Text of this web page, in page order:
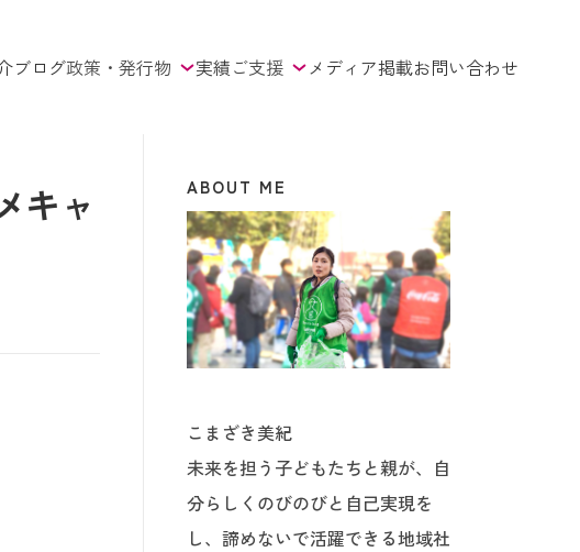
ブログ政策・発行物 実績ご支援 メディア掲載お問い合わせ
キャ
ABOUT ME
こまざき美紀
未来を担う子どもたちと親が、自
分らしくのびのびと自己実現を
し、諦めないで活躍できる地域社